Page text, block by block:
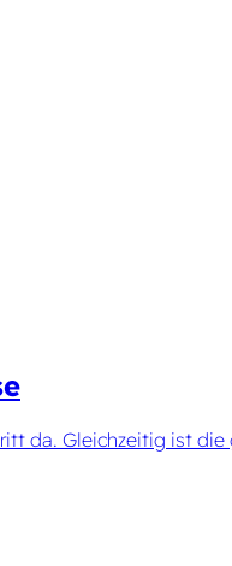
da. Gleichzeitig ist